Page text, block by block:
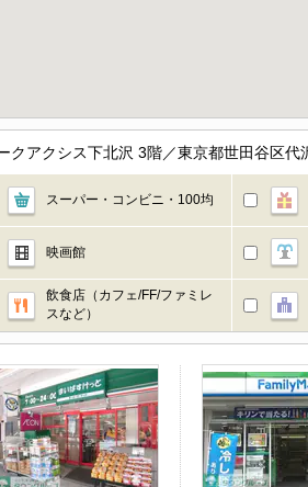
クアクシス下北沢 3階／東京都世田谷区
スーパー・コンビニ・100均
映画館
飲食店（カフェ/FF/ファミレ
スなど）